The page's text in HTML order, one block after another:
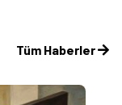
Tüm Haberler